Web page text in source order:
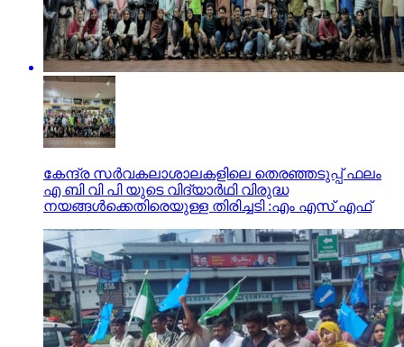
കേന്ദ്ര സർവകലാശാലകളിലെ തെരഞ്ഞടുപ്പ് ഫലം
എ ബി വി പി യുടെ വിദ്യാർഥി വിരുദ്ധ
നയങ്ങൾക്കെതിരെയുള്ള തിരിച്ചടി :എം എസ് എഫ്